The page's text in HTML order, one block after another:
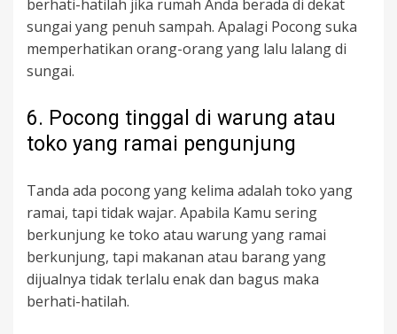
berhati-hatilah jika rumah Anda berada di dekat
sungai yang penuh sampah. Apalagi Pocong suka
memperhatikan orang-orang yang lalu lalang di
sungai.
6. Pocong tinggal di warung atau
toko yang ramai pengunjung
Tanda ada pocong yang kelima adalah toko yang
ramai, tapi tidak wajar. Apabila Kamu sering
berkunjung ke toko atau warung yang ramai
berkunjung, tapi makanan atau barang yang
dijualnya tidak terlalu enak dan bagus maka
berhati-hatilah.